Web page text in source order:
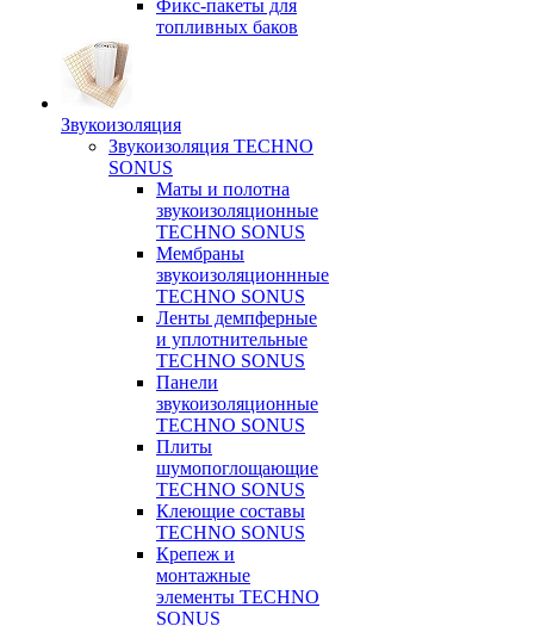
Фикс-пакеты для
топливных баков
Звукоизоляция
Звукоизоляция TECHNO
SONUS
Маты и полотна
звукоизоляционные
TECHNO SONUS
Мембраны
звукоизоляционнные
TECHNO SONUS
Ленты демпферные
и уплотнительные
TECHNO SONUS
Панели
звукоизоляционные
TECHNO SONUS
Плиты
шумопоглощающие
TECHNO SONUS
Клеющие составы
TECHNO SONUS
Крепеж и
монтажные
элементы TECHNO
SONUS